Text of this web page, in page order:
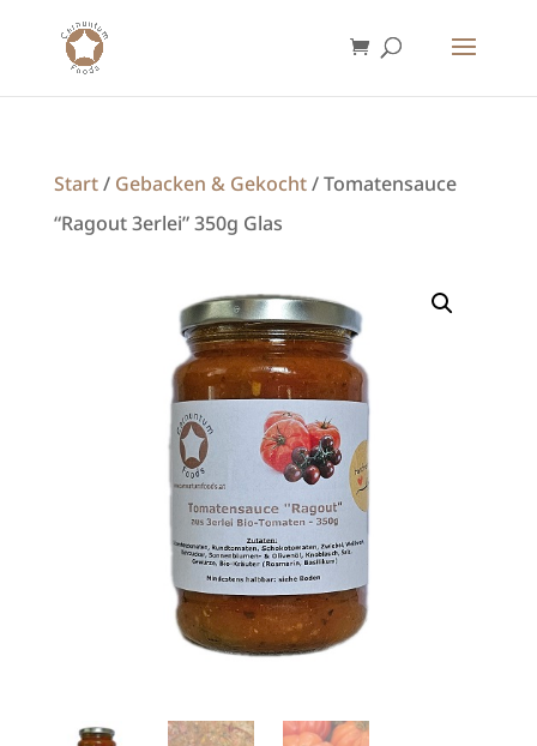
Start/ Gebacken & Gekocht/ Tomatensauce
“Ragout 3erlei” 350g Glas